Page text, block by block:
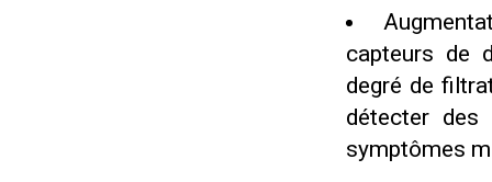
capteurs de
degré de
détecter des
symptômes